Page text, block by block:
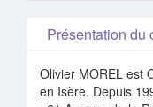
Présentation du
Olivier MOREL est
en Isère. Depuis